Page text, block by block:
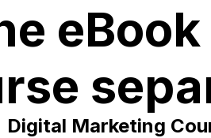
Digital Marketing